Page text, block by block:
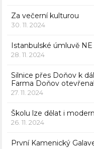
Za večerní kulturou
30. 11. 2024
Istanbulské úmluvě NE
28. 11. 2024
Silnice přes Doňov k
Farma Doňov otevřena!
27. 11. 2024
Školu lze dělat i
26. 11. 2024
První Kamenický